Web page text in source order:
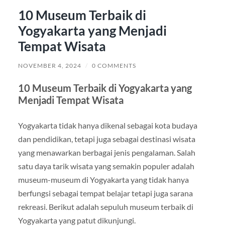
10 Museum Terbaik di
Yogyakarta yang Menjadi
Tempat Wisata
NOVEMBER 4, 2024 / 0 COMMENTS
10 Museum Terbaik di Yogyakarta yang
Menjadi Tempat Wisata
Yogyakarta tidak hanya dikenal sebagai kota budaya
dan pendidikan, tetapi juga sebagai destinasi wisata
yang menawarkan berbagai jenis pengalaman. Salah
satu daya tarik wisata yang semakin populer adalah
museum-museum di Yogyakarta yang tidak hanya
berfungsi sebagai tempat belajar tetapi juga sarana
rekreasi. Berikut adalah sepuluh museum terbaik di
Yogyakarta yang patut dikunjungi.